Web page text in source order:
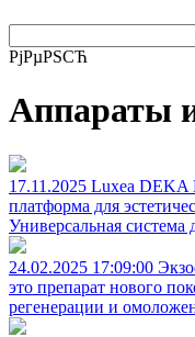
РјРµРЅСЋ
Аппараты
17.11.2025 Luxea DEKA
платформа для
Универсальная
24.02.2025 17:09:00
это препарат нового
регенерации и